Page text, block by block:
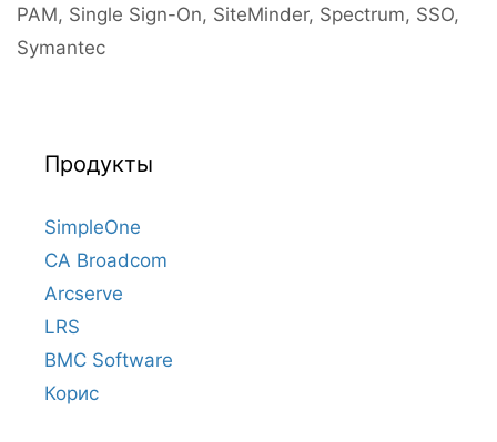
PAM, Single Sign-On, SiteMinder, Spectrum, SSO,
Symantec
Продукты
SimpleOne
CA Broadcom
Arcserve
LRS
BMC Software
Корис